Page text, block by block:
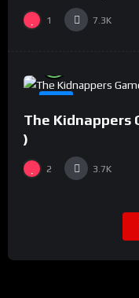
1 7.3K
The Kidnappers
)
2 3.7K